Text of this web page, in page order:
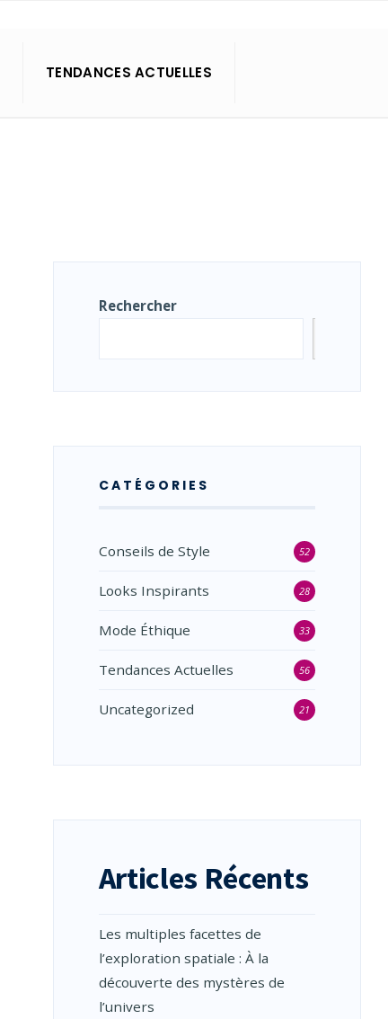
TENDANCES ACTUELLES
Rechercher
CATÉGORIES
Conseils de Style 52
Looks Inspirants 28
Mode Éthique 33
Tendances Actuelles 56
Uncategorized 21
Articles Récents
Les multiples facettes de
l’exploration spatiale : À la
découverte des mystères de
l’univers